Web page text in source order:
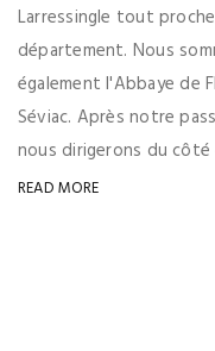
Larressingle tout
département. Nous
également l'Abbaye de
Séviac. Après notre
nous dirigerons du côté
READ MORE